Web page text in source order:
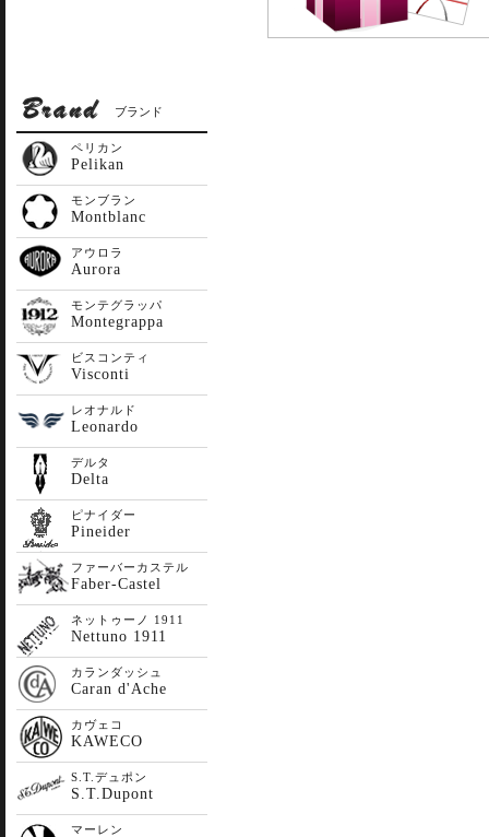
ブランド
ペリカン
Pelikan
モンブラン
Montblanc
アウロラ
Aurora
モンテグラッパ
Montegrappa
ビスコンティ
Visconti
レオナルド
Leonardo
デルタ
Delta
ピナイダー
Pineider
ファーバーカステル
Faber-Castel
ネットゥーノ 1911
Nettuno 1911
カランダッシュ
Caran d'Ache
カヴェコ
KAWECO
S.T.デュポン
S.T.Dupont
マーレン